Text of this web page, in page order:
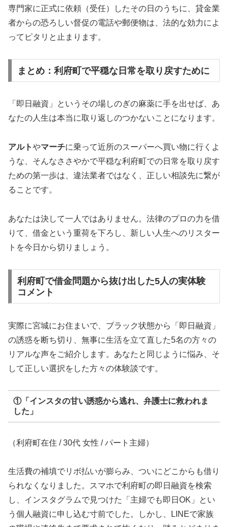
専門家に正式に依頼（受任）したその日のうちに、貸金業
者からの恐ろしい督促の電話や郵便物は、法的な効力によ
ってピタリと止まります。
まとめ：利府町で平穏な日常を取り戻すために
「即日融資」というその場しのぎの麻薬に手を出せば、あ
なたの人生は本当に取り返しのつかないことになります。
アルトやマーチに乗って近所のスーパーへ買い物に行くよ
うな、そんなささやかで平穏な利府町での日常を取り戻す
ための第一歩は、違法業者ではなく、正しい相談先に繋が
ることです。
あなたは決して一人ではありません。法律のプロの力を借
りて、借金という重荷を下ろし、新しい人生へのリスター
トを今日から切りましょう。
利府町で借金問題から抜け出した5人の実体験
コメント
実際に宮城にお住まいで、ブラック状態から「即日融資」
の誘惑を断ち切り、無事に生活を立て直した5名の方々の
リアルな声をご紹介します。あなたと同じように悩み、そ
して正しい選択をした方々の体験談です。
①「インスタの甘い誘惑から逃れ、弁護士に救われま
した」
（利府町在住 / 30代 女性 / パート主婦）
生活費の補填でリボ払いが膨らみ、ついにどこからも借り
られなくなりました。スマホで利府町の即日融資を検索
し、インスタグラムで見つけた「主婦でも即日OK」とい
う個人融資に申し込む寸前でした。しかし、LINEで家族